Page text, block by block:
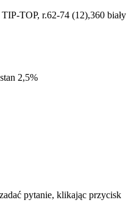
TOP, r.62-74 (12),360 biały
2,5%
pytanie, klikając przycisk